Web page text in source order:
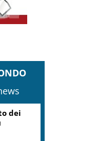
dei